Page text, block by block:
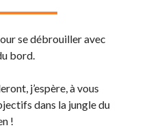
se débrouiller avec
bord.
j’espère, à vous
dans la jungle du
!